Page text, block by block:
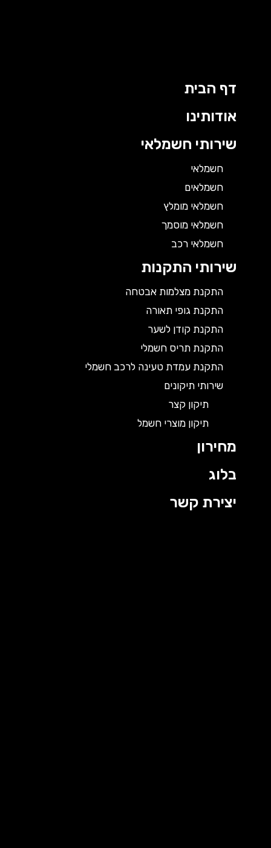
דף הבית
אודותינו
שירותי חשמלאי
חשמלאי
חשמלאים
חשמלאי מומלץ
חשמלאי מוסמך
חשמלאי רכב
שירותי התקנות
התקנת מצלמות אבטחה
התקנת גופי תאורה
התקנת קודן לשער
התקנת תריס חשמלי
התקנת עמדת טעינה לרכב חשמלי
שירותי תיקונים
תיקון קצר
תיקון מוצרי חשמל
מחירון
בלוג
יצירת קשר